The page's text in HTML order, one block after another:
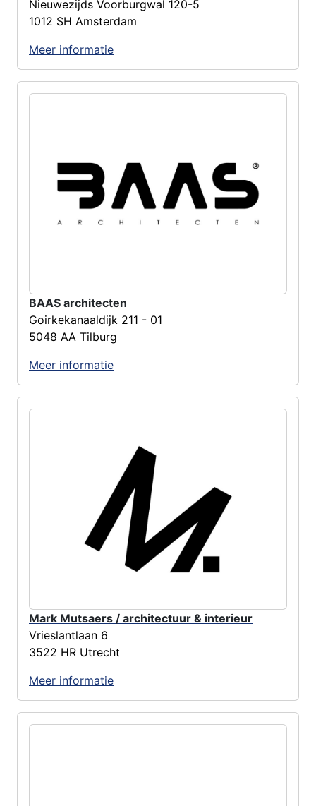
Nieuwezijds Voorburgwal 120-5
1012 SH Amsterdam
Meer informatie
BAAS architecten
Goirkekanaaldijk 211 - 01
5048 AA Tilburg
Meer informatie
Mark Mutsaers / architectuur & interieur
Vrieslantlaan 6
3522 HR Utrecht
Meer informatie